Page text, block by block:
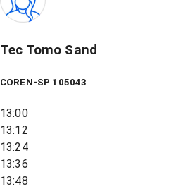
Tec Tomo Sand
COREN-SP 105043
13:00
13:12
13:24
13:36
13:48